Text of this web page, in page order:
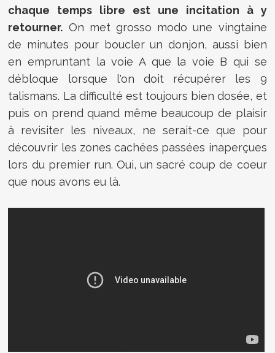
chaque temps libre est une incitation à y
retourner. On met grosso modo une vingtaine
de minutes pour boucler un donjon, aussi bien
en empruntant la voie A que la voie B qui se
débloque lorsque l'on doit récupérer les 9
talismans. La difficulté est toujours bien dosée, et
puis on prend quand même beaucoup de plaisir
à revisiter les niveaux, ne serait-ce que pour
découvrir les zones cachées passées inaperçues
lors du premier run. Oui, un sacré coup de coeur
que nous avons eu là.